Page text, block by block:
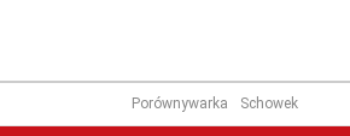
Porównywarka Schowek